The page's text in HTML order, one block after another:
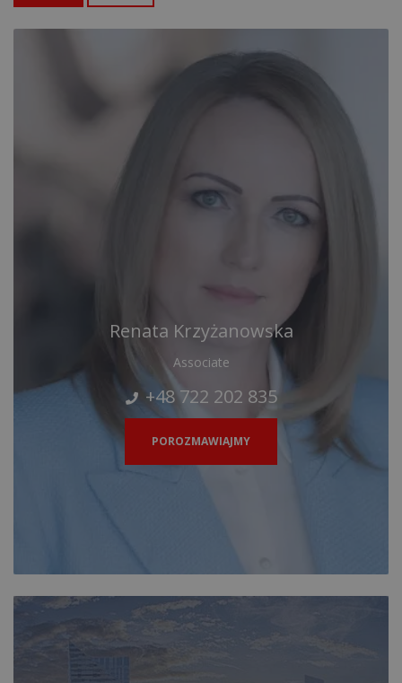
Renata Krzyżanowska
Associate
+48 722 202 835
POROZMAWIAJMY